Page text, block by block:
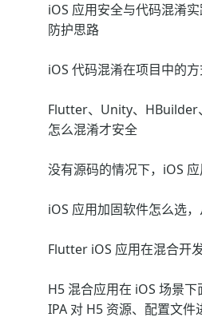
iOS 应用安全与代码混淆
防护思路
iOS 代码混淆在项目中的
Flutter、Unity、HBuilder
怎么混淆才安全
没有源码的情况下，iOS
iOS 应用加固软件怎么选
Flutter iOS 应用在混合开
H5 混合应用在 iOS 场景
IPA 对 H5 资源、配置文件